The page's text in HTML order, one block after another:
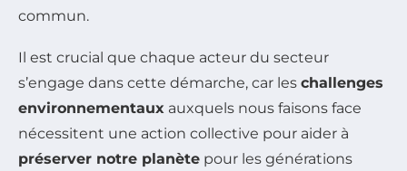
commun.
Il est crucial que chaque acteur du secteur
s’engage dans cette démarche, car les challenges
environnementaux auxquels nous faisons face
nécessitent une action collective pour aider à
préserver notre planète pour les générations